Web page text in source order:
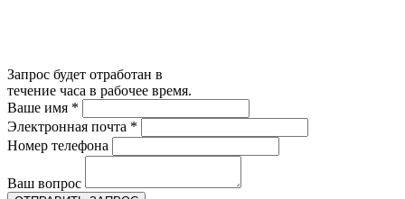
Запрос будет отработан в
течение часа в рабочее время.
Ваше имя *
Электронная почта *
Номер телефона
Ваш вопрос